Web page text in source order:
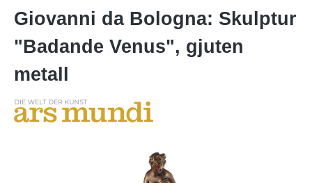
Giovanni da Bologna: Skulptur
"Badande Venus", gjuten
metall